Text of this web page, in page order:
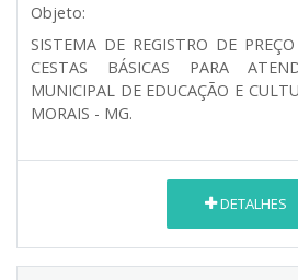
Objeto:
SISTEMA DE REGISTRO DE
CESTAS BÁSICAS PARA
MUNICIPAL DE EDUCAÇÃO E
MORAIS - MG.
DETALHES